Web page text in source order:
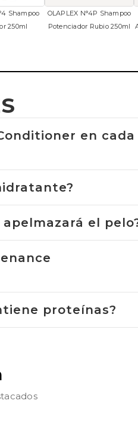
Shampoo
250ml
OLAPLEX N°4P Shampoo
Potenciador Rubio 250ml
en cada
el
proteínas?